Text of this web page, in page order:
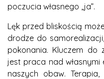
poczucia własnego „ja”.
Lęk przed bliskością
drodze do
pokonania. Kluczem do
jest praca nad własnymi
naszych obaw.